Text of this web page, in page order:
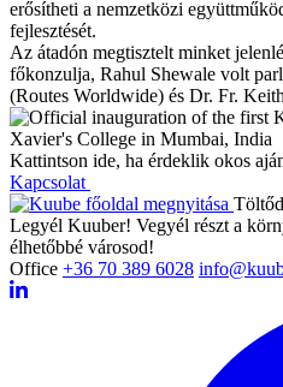
erősítheti a nemzetközi
fejlesztését.
Az átadón megtisztelt minket
főkonzulja, Rahul Shewale volt
(Routes Worldwide) és Dr. Fr.
Kattintson ide, ha érdeklik okos
Kapcsolat
Legyél Kuuber! Vegyél részt a
élhetőbbé városod!
Office +36 70 389 6028